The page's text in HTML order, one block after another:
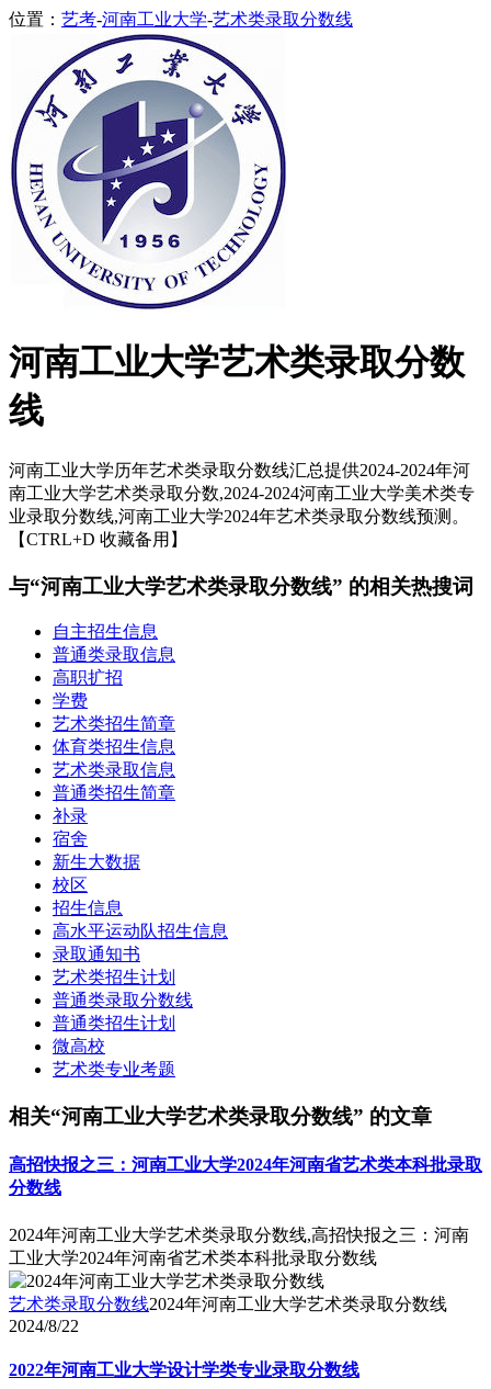
位置： 艺考-河南工业大学-艺术类录取分数线
河南工业大学艺术类录取分数
线
河南工业大学历年艺术类录取分数线汇总提供2024-2024年河
南工业大学艺术类录取分数,2024-2024河南工业大学美术类专
业录取分数线,河南工业大学2024年艺术类录取分数线预测。
【CTRL+D 收藏备用】
与“河南工业大学艺术类录取分数线” 的相关热搜词
自主招生信息
普通类录取信息
高职扩招
学费
艺术类招生简章
体育类招生信息
艺术类录取信息
普通类招生简章
补录
宿舍
新生大数据
校区
招生信息
高水平运动队招生信息
录取通知书
艺术类招生计划
普通类录取分数线
普通类招生计划
微高校
艺术类专业考题
相关“河南工业大学艺术类录取分数线” 的文章
高招快报之三：河南工业大学2024年河南省艺术类本科批录取
分数线
2024年河南工业大学艺术类录取分数线,高招快报之三：河南
工业大学2024年河南省艺术类本科批录取分数线
艺术类录取分数线2024年河南工业大学艺术类录取分数线
2024/8/22
2022年河南工业大学设计学类专业录取分数线